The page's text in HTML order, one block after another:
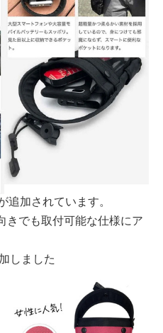
加されています。
きでも取付可能な仕様にア
しました